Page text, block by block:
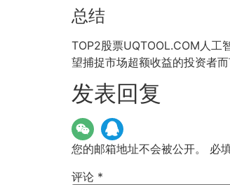
总结
TOP2股票UQTOOL.COM人工
望捕捉市场超额收益的投资者
发表回复
您的邮箱地址不会被公开。 必
评论 *